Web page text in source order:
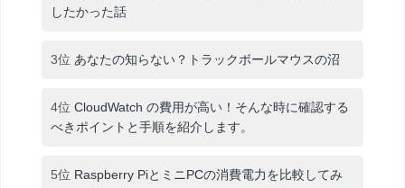
したかった話
3位 あなたの知らない？トラックボールマウスの沼
4位 CloudWatch の費用が高い！そんな時に確認する
べきポイントと手順を紹介します。
5位 Raspberry PiとミニPCの消費電力を比較してみ